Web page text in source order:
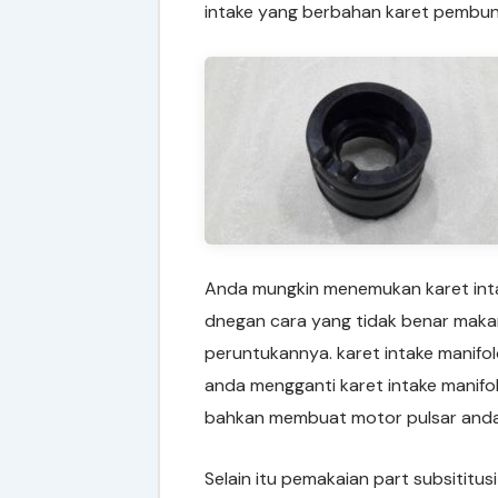
intake yang berbahan karet
Anda mungkin menemukan karet
dnegan cara yang tidak benar
peruntukannya. karet intake
anda mengganti karet intake
bahkan membuat motor pulsar
Selain itu pemakaian part